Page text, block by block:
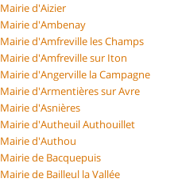
Mairie d'Aizier
Mairie d'Ambenay
Mairie d'Amfreville les Champs
Mairie d'Amfreville sur Iton
Mairie d'Angerville la Campagne
Mairie d'Armentières sur Avre
Mairie d'Asnières
Mairie d'Autheuil Authouillet
Mairie d'Authou
Mairie de Bacquepuis
Mairie de Bailleul la Vallée